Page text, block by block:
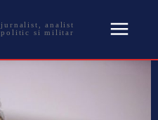
jurnalist, analist
politic si militar